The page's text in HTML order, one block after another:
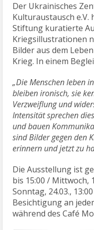
Der Ukrainisches
Kulturaustausch e.V.
Stiftung kuratierte
Kriegsillustrationen
Bilder aus dem
Krieg. In einem
„Die Menschen leben
bleiben ironisch, sie
Verzweiflung und
Intensität sprechen
und bauen
sind Bilder gegen den
erinnern und jetzt zu
Die Ausstellung ist
bis 15:00 / Mittwoch,
Sonntag, 24.03.,
Besichtigung an
während des Café